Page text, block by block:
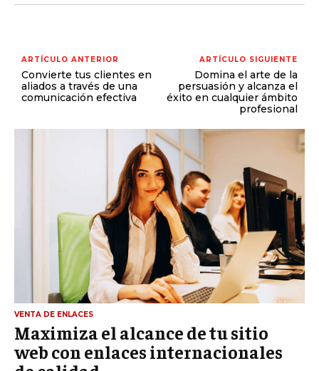
ARTÍCULO ANTERIOR
Convierte tus clientes en
aliados a través de una
comunicación efectiva
ARTÍCULO SIGUIENTE
Domina el arte de la
persuasión y alcanza el
éxito en cualquier ámbito
profesional
VENTA DE ENLACES
Maximiza el alcance de tu sitio
web con enlaces internacionales